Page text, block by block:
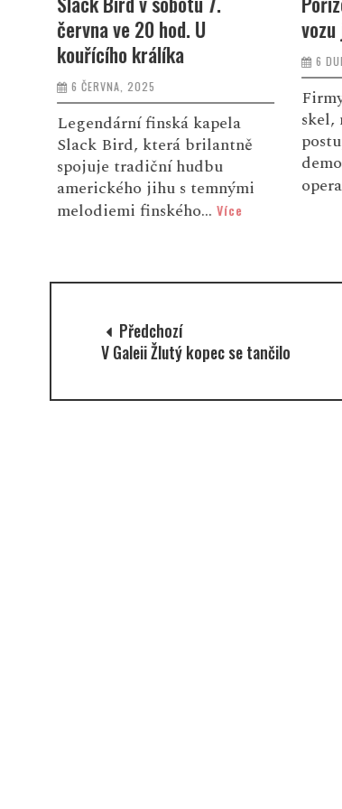
vozu je výhodné
6 DUBNA, 2022
Firmy, zabývající se polepy
skel, nabízí dnes většinou
postup instalace bez
demontáže oken. Celá
operace trvá pouze pár ...Více
ve
Předchozí
V Galeii Žlutý kopec se tančilo